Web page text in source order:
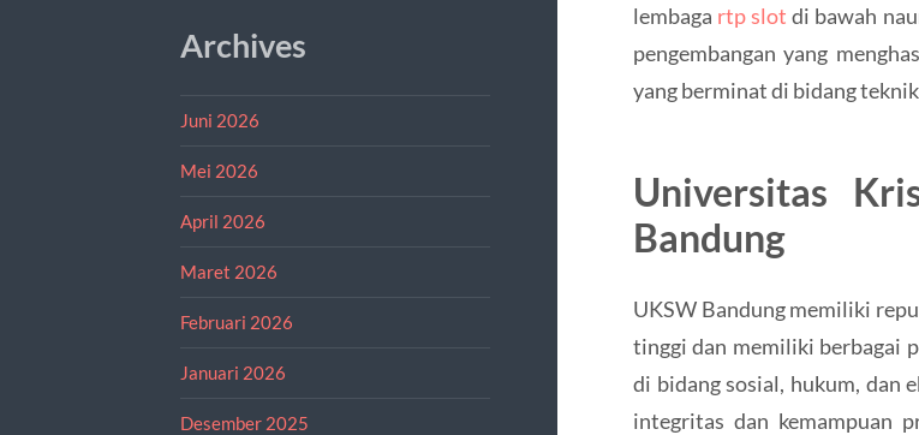
Archives
Juni 2026
Mei 2026
April 2026
Maret 2026
Februari 2026
Januari 2026
Desember 2025
lembaga rtp slot di bawah
pengembangan yang
yang berminat di bidang
Universitas
Bandung
UKSW Bandung memiliki
tinggi dan memiliki berbagai
di bidang sosial, hukum, dan
integritas dan kemampuan